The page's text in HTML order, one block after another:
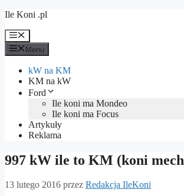
Przejdź
treści
Ile Koni .pl
Menu
Menu
kW na KM
KM na kW
Ford
Ile koni ma Mondeo
Ile koni ma Focus
Artykuły
Reklama
997 kW ile to KM (koni
13 lutego 2016 przez Redakcja IleKoni